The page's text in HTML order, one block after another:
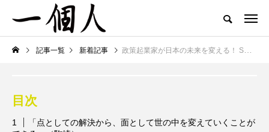
記事一覧 新着記事 政策起業家が日本の未来を変える！ SDGsを牽引し、社会問題を解決する新たなイノベーターたち｜認定NPO法人フローレンス代表理事 駒崎弘樹 × 一般財団法人アジア・パシフィック・イニシアティブ主任研究員 向山淳
目次
「点としての解決から、面として世の中を変えていくことが